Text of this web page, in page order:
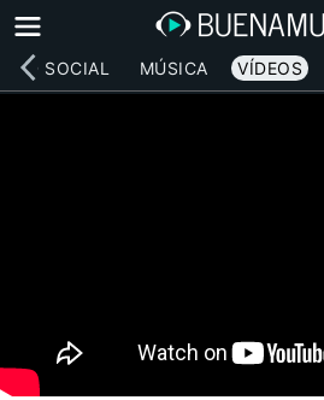
RED SOCIAL MÚSICA VÍDEOS